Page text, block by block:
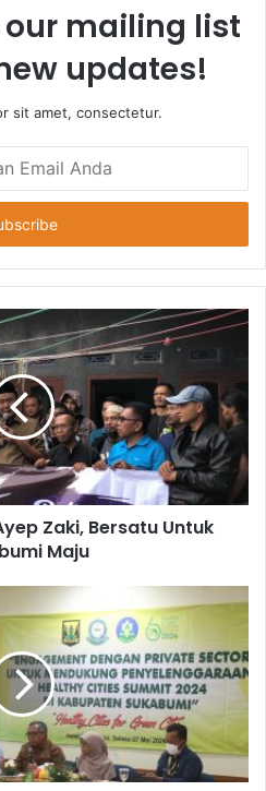
mailing list
updates!
sit amet, consectetur.
Zaki, Bersatu Untuk
Maju